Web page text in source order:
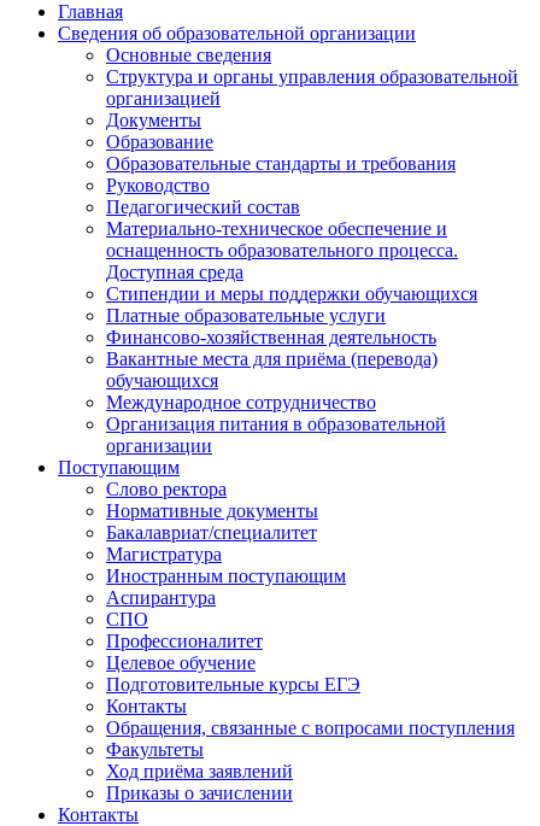
Главная
Сведения об образовательной организации
Основные сведения
Структура и органы управления образовательной
организацией
Документы
Образование
Образовательные стандарты и требования
Руководство
Педагогический состав
Материально-техническое обеспечение и
оснащенность образовательного процесса.
Доступная среда
Стипендии и меры поддержки обучающихся
Платные образовательные услуги
Финансово-хозяйственная деятельность
Вакантные места для приёма (перевода)
обучающихся
Международное сотрудничество
Организация питания в образовательной
организации
Поступающим
Слово ректора
Нормативные документы
Бакалавриат/специалитет
Магистратура
Иностранным поступающим
Аспирантура
СПО
Профессионалитет
Целевое обучение
Подготовительные курсы ЕГЭ
Контакты
Обращения, связанные с вопросами поступления
Факультеты
Ход приёма заявлений
Приказы о зачислении
Контакты